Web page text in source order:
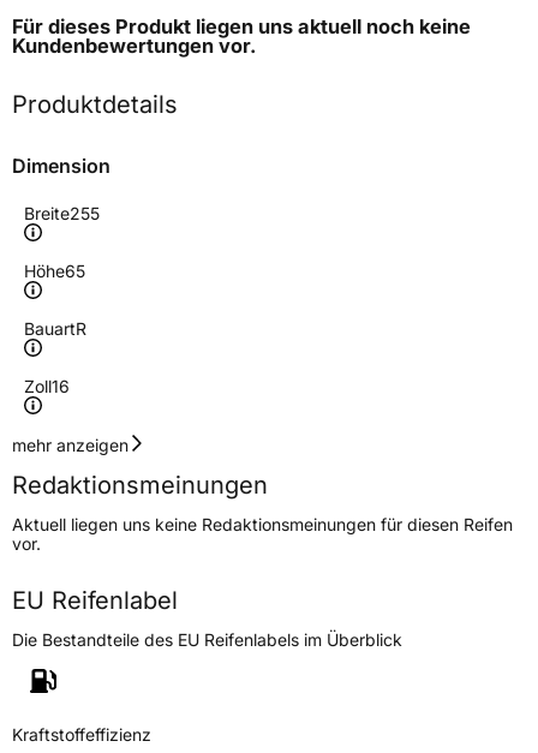
Für dieses Produkt liegen uns aktuell noch keine
Kundenbewertungen vor.
Produktdetails
Dimension
Breite255
Höhe65
BauartR
Zoll16
Geschwindigkeitsindex
Höchstgeschwindigkeit
210 km/h
Lastindex109
Höchstlast1030 kg
Generelle Merkmale
Fahrzeugtyp
VerwendungSommerreifen
mehr anzeigen
Redaktionsmeinungen
Aktuell liegen uns keine Redaktionsmeinungen für diesen Reifen
vor.
EU Reifenlabel
Die Bestandteile des EU Reifenlabels im Überblick
Kraftstoffeffizienz